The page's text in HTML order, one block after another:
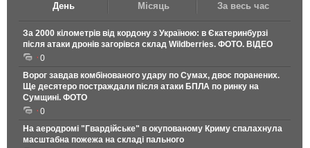
День Місяць За весь час
За 2000 кілометрів від кордону з Україною: в Єкатеринбурзі
після атаки дронів загорівся склад Wildberries. ФОТО. ВІДЕО
0
Ворог завдав комбінованого удару по Сумах, двоє поранених.
Ще десятеро постраждали після атаки БПЛА по ринку на
Сумщині. ФОТО
0
На аеродромі "Гвардійське" в окупованому Криму спалахнула
масштабна пожежа на складі пального